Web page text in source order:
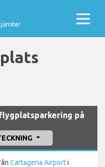
på
Cartagena Airporti